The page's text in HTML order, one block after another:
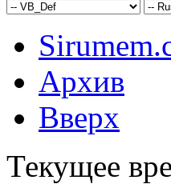
Архив
Вверх
Текущее